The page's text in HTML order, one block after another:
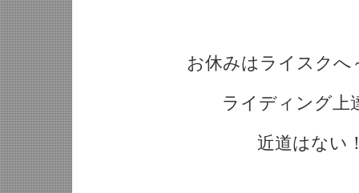
お休みはライスクへ
ライディング上達
近道はない！